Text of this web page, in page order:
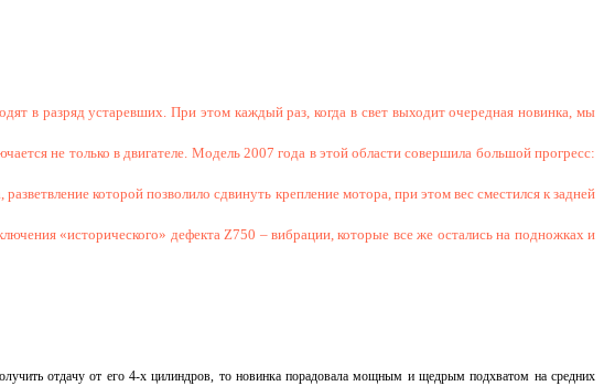
в разряд устаревших. При этом каждый раз, когда в свет выходит очередная новинка, мы
не только в двигателе. Модель 2007 года в этой области совершила большой прогресс:
которой позволило сдвинуть крепление мотора, при этом вес сместился к задней
«исторического» дефекта Z750 – вибрации, которые все же остались на подножках и
отдачу от его 4-х цилиндров, то новинка порадовала мощным и щедрым подхватом на средних